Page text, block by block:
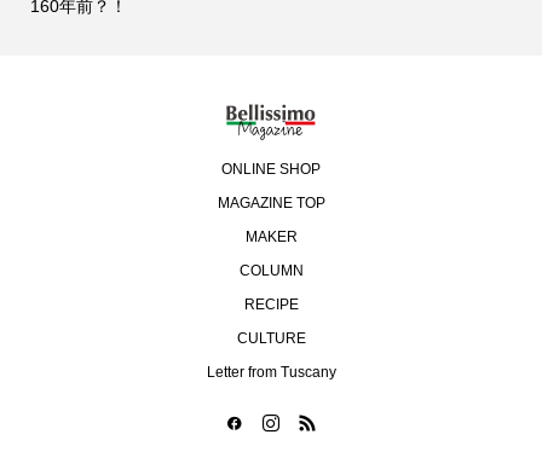
160年前？！
ONLINE SHOP
MAGAZINE TOP
MAKER
COLUMN
RECIPE
CULTURE
Letter from Tuscany